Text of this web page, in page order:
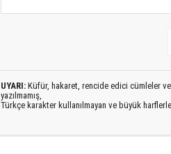
UYARI: Küfür, hakaret, rencide edici cümleler
yazılmamış,
Türkçe karakter kullanılmayan ve büyük